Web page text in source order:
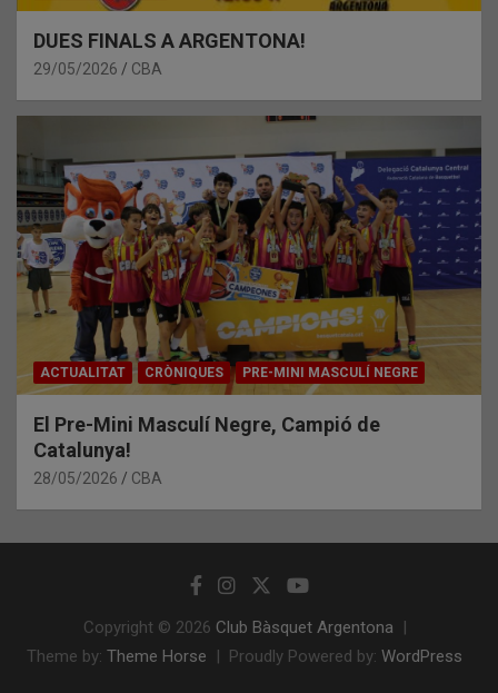
DUES FINALS A ARGENTONA!
29/05/2026 CBA
ACTUALITAT CRÒNIQUES PRE-MINI MASCULÍ NEGRE
El Pre-Mini Masculí Negre, Campió de
Catalunya!
28/05/2026 CBA
Copyright © 2026 Club Bàsquet Argentona
Theme by: Theme Horse Proudly Powered by: WordPress